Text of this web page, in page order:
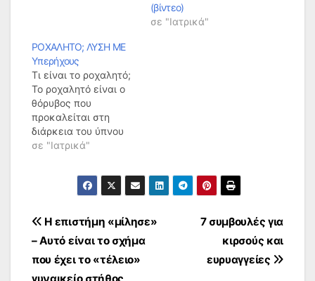
(βίντεο)
σε "Ιατρικά"
ΡΟΧΑΛΗΤΟ; ΛΥΣΗ ΜΕ
Υπερήχους
Τι είναι το ροχαλητό;
Το ροχαλητό είναι ο
θόρυβος που
προκαλείται στη
διάρκεια του ύπνου
από τη δόνηση των
φάρυγγα και κυρίως
της σταφυλής, κατά
από τον αυλό του
ανώτερου
αεραγωγού, στη φάση
της εισπνοής. Ο
θόρυβος του
σε "Ιατρικά"
Πλοήγηση
άρθρων
7 συμβουλές για
κιρσούς και
ευρυαγγείες
Η επιστήμη «μίλησε»
– Αυτό είναι το σχήμα
που έχει το «τέλειο»
γυναικείο στήθος